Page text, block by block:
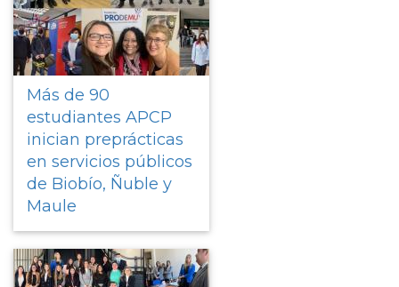
Más de 90
estudiantes APCP
inician preprácticas
en servicios públicos
de Biobío, Ñuble y
Maule